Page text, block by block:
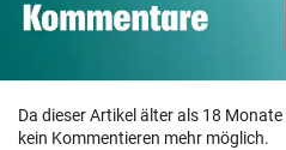
Da dieser Artikel älter als 18
kein Kommentieren mehr möglich.